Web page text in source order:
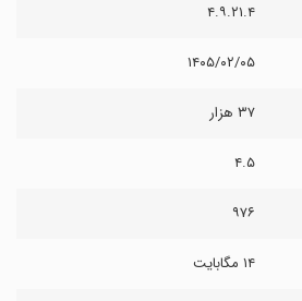
۴.۹.۲۱.۴
۱۴۰۵/۰۲/۰۵
۳۷ هزار
۴.۵
۹۷۶
۱۴ مگابایت